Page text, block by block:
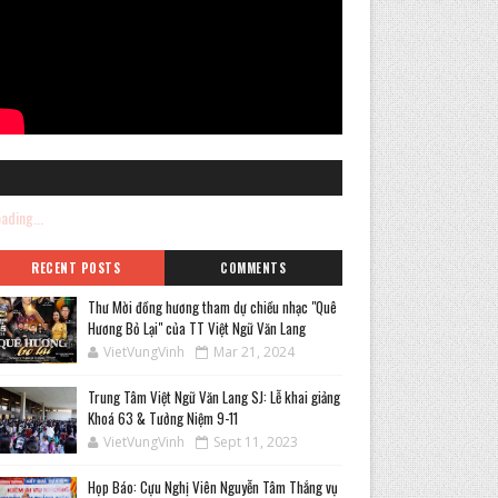
RECENT POSTS COMMENTS
Thư Mời đồng hương tham dự chiều nhạc "Quê
Hương Bỏ Lại" của TT Việt Ngữ Văn Lang
VietVungVinh Mar 21, 2024
Trung Tâm Việt Ngữ Văn Lang SJ: Lễ khai giảng
Khoá 63 & Tưởng Niệm 9-11
VietVungVinh Sept 11, 2023
Họp Báo: Cựu Nghị Viên Nguyễn Tâm Thắng vụ